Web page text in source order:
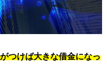
つけば大きな借金になっ